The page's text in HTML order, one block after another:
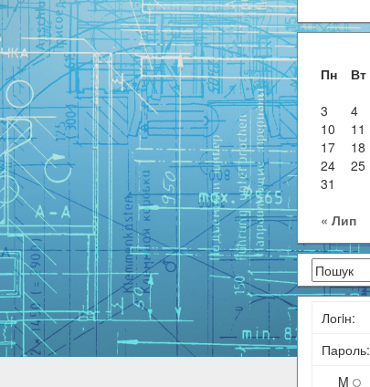
Пн
Вт
3
4
10
11
17
18
24
25
31
« Лип
Логiн:
Пароль:
M